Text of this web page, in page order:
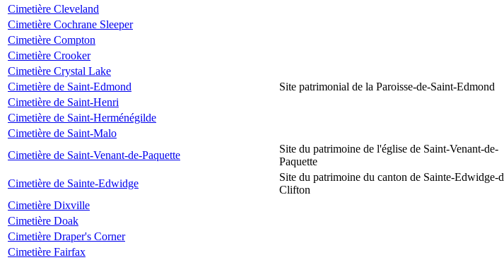
Cimetière Cleveland
Cimetière Cochrane Sleeper
Cimetière Compton
Cimetière Crooker
Cimetière Crystal Lake
Cimetière de Saint-Edmond
Site patrimonial de la Paroisse-de-Saint-Edmond
Cimetière de Saint-Henri
Cimetière de Saint-Herménégilde
Cimetière de Saint-Malo
Cimetière de Saint-Venant-de-Paquette
Site du patrimoine de l'église de Saint-Venant-de-
Paquette
Cimetière de Sainte-Edwidge
Site du patrimoine du canton de Sainte-Edwidge-
Clifton
Cimetière Dixville
Cimetière Doak
Cimetière Draper's Corner
Cimetière Fairfax